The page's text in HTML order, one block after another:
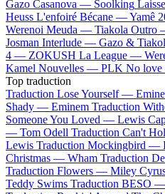
Gazo Casanova — Soolking
Heuss L'enfoiré Bécane —Yamê
Werenoi Meuda — Tiakola Outro
Josman Interlude — Gazo &
4 — ZOKUSH La League —
Kamel Nouvelles — PLK No
Top traduction
Traduction Lose Yourself —
Shady — Eminem Traduction
Someone You Loved — Lewis
— Tom Odell Traduction Can't
Lewis Traduction Mockingbird —
Christmas — Wham Traduction
Traduction Flowers — Miley
Teddy Swims Traduction BESO —